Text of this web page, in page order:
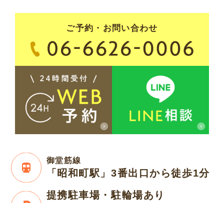
御堂筋線
「昭和町駅」3番出口から徒歩1分
提携駐車場・駐輪場あり
ご予約・お問い合わせ